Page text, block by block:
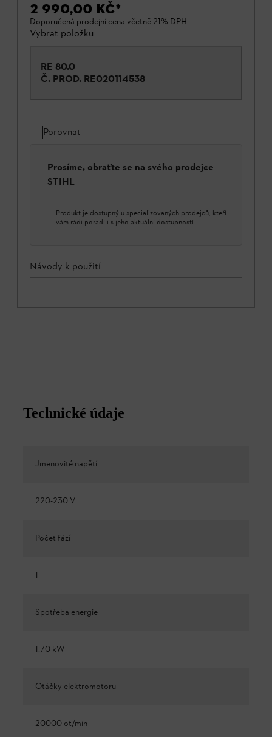
2 990,00 KČ*
Doporučená prodejní cena včetně 21% DPH.
Vybrat položku
RE 80.0
Č. PROD. RE020114538
Porovnat
Prosíme, obraťte se na svého prodejce
STIHL
Produkt je dostupný u specializovaných prodejců, kteří
vám rádi poradí i s jeho aktuální dostupností
Návody k použití
Technické údaje
Jmenovité napětí
220-230 V
Počet fází
1
Spotřeba energie
1.70 kW
Otáčky elektromotoru
20000 ot/min